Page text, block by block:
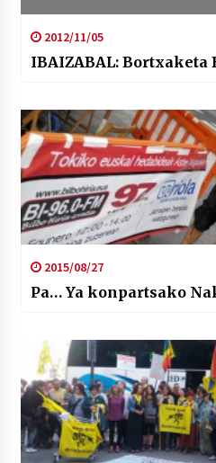
2012/11/05
IBAIZABAL: Bortxaketa
2015/08/27
Pa… Ya konpartsako